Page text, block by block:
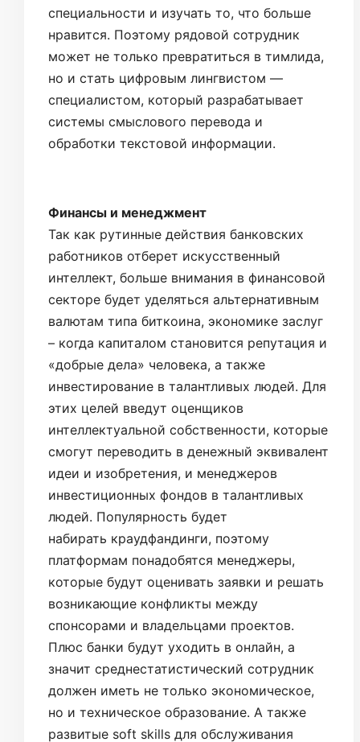
специальности и изучать то, что больше
нравится. Поэтому рядовой сотрудник
может не только превратиться в тимлида,
но и стать цифровым лингвистом —
специалистом, который разрабатывает
системы смыслового перевода и
обработки текстовой информации.
Финансы и менеджмент
Так как рутинные действия банковских
работников отберет искусственный
интеллект, больше внимания в финансовой
секторе будет уделяться альтернативным
валютам типа биткоина, экономике заслуг
– когда капиталом становится репутация и
«добрые дела» человека, а также
инвестирование в талантливых людей. Для
этих целей введут оценщиков
интеллектуальной собственности, которые
смогут переводить в денежный эквивалент
идеи и изобретения, и менеджеров
инвестиционных фондов в талантливых
людей. Популярность будет
набирать краудфандинги, поэтому
платформам понадобятся менеджеры,
которые будут оценивать заявки и решать
возникающие конфликты между
спонсорами и владельцами проектов.
Плюс банки будут уходить в онлайн, а
значит среднестатистический сотрудник
должен иметь не только экономическое,
но и техническое образование. А также
развитые soft skills для обслуживания